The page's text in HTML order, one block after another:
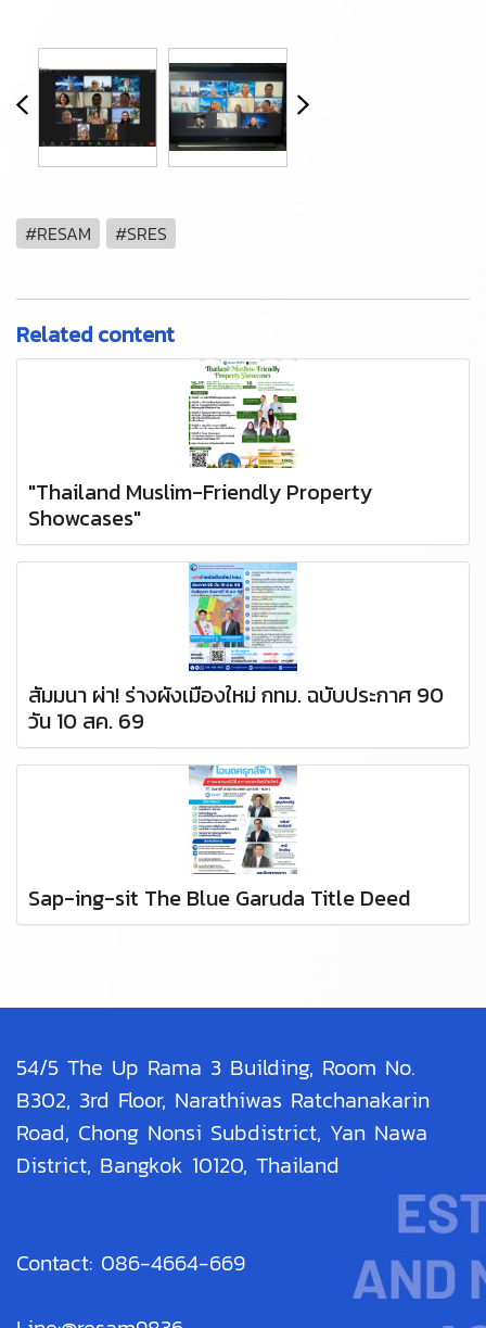
#RESAM #SRES
Related content
"Thailand Muslim-Friendly Property
Showcases"
สัมมนา ผ่า! ร่างผังเมืองใหม่ กทม. ฉบับประกาศ 90
วัน 10 สค. 69
Sap-ing-sit The Blue Garuda Title Deed
54/5 The Up Rama 3 Building, Room No.
B302, 3rd Floor, Narathiwas Ratchanakarin
Road, Chong Nonsi Subdistrict, Yan Nawa
District, Bangkok 10120, Thailand
Contact: 086-4664-669